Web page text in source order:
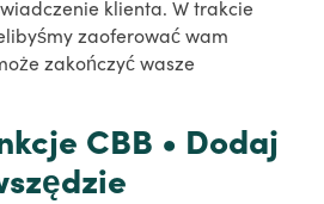
klienta. W trakcie
zaoferować wam
zakończyć wasze
CBB • Dodaj